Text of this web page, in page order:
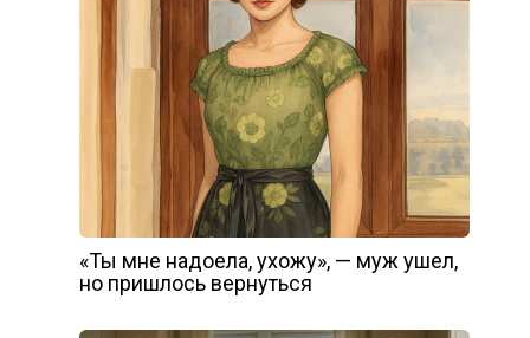
«Ты мне надоела, ухожу», — муж ушел,
но пришлось вернуться